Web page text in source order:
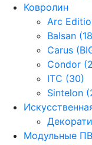
Ковролин
Arc
Balsan
Carus
Condor
ITC (30)
Sintelon
Модульные